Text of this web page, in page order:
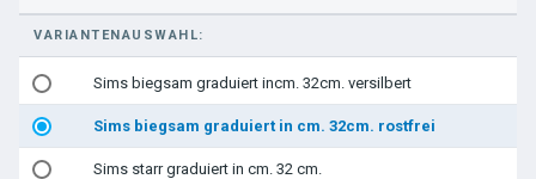
VARIANTENAUSWAHL:
Sims biegsam graduiert incm. 32cm. versilbert
Sims biegsam graduiert in cm. 32cm. rostfrei
Sims starr graduiert in cm. 32 cm.